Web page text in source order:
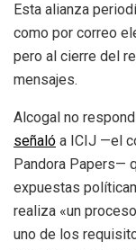
Esta alianza
como por correo
pero al cierre del
mensajes.
Alcogal no
señaló a ICIJ —el
Pandora Papers—
expuestas
realiza «un
uno de los